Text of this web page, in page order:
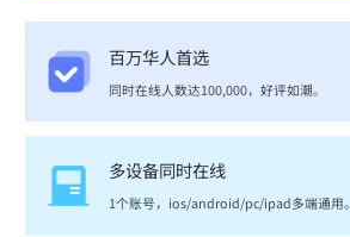
百万华人首选
同时在线人数达100,000，好评如潮。
多设备同时在线
1个账号，ios/android/pc/ipad多端通用。